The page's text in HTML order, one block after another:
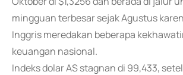
mingguan terbesar sejak Agustus
Inggris meredakan beberapa
keuangan nasional.
Indeks dolar AS stagnan di 99,433,